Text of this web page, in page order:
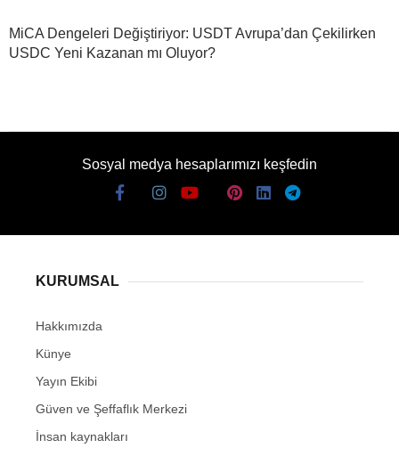
MiCA Dengeleri Değiştiriyor: USDT Avrupa’dan Çekilirken
USDC Yeni Kazanan mı Oluyor?
Sosyal medya hesaplarımızı keşfedin
KURUMSAL
Hakkımızda
Künye
Yayın Ekibi
Güven ve Şeffaflık Merkezi
İnsan kaynakları